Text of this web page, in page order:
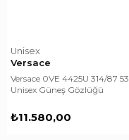
Unisex
Versace
Versace 0VE 4425U 314/87 53
Unisex Güneş Gözlüğü
₺11.580,00